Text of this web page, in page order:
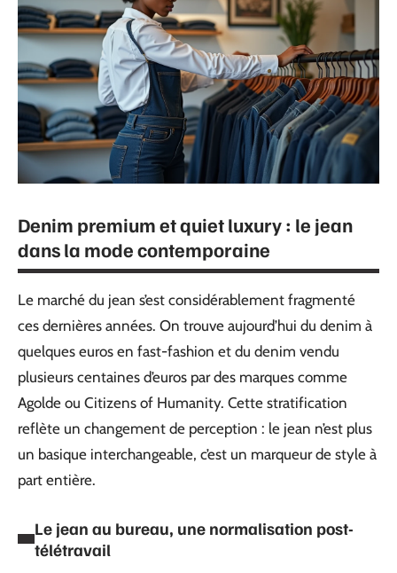
Denim premium et quiet luxury : le jean
dans la mode contemporaine
Le marché du jean s’est considérablement fragmenté
ces dernières années. On trouve aujourd’hui du denim à
quelques euros en fast-fashion et du denim vendu
plusieurs centaines d’euros par des marques comme
Agolde ou Citizens of Humanity. Cette stratification
reflète un changement de perception : le jean n’est plus
un basique interchangeable, c’est un marqueur de style à
part entière.
Le jean au bureau, une normalisation post-
télétravail